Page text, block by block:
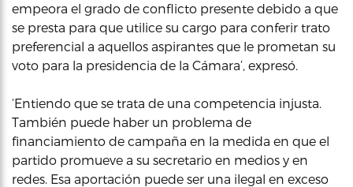
empeora el grado de conflicto presente debido a que
se presta para que utilice su cargo para conferir trato
preferencial a aquellos aspirantes que le prometan su
voto para la presidencia de la Cámara’, expresó.
‘Entiendo que se trata de una competencia injusta.
También puede haber un problema de
financiamiento de campaña en la medida en que el
partido promueve a su secretario en medios y en
redes. Esa aportación puede ser una ilegal en exceso